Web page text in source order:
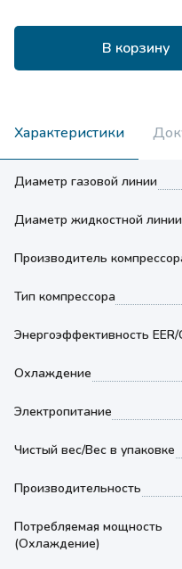
В корзину
Характеристики
Диаметр газовой линии
Диаметр жидкостной линии
Производитель
Тип компрессора
Энергоэффективность EER/
Охлаждение
Электропитание
Чистый вес/Вес в упаковке
Производительность
Потребляемая мощность
(Охлаждение)